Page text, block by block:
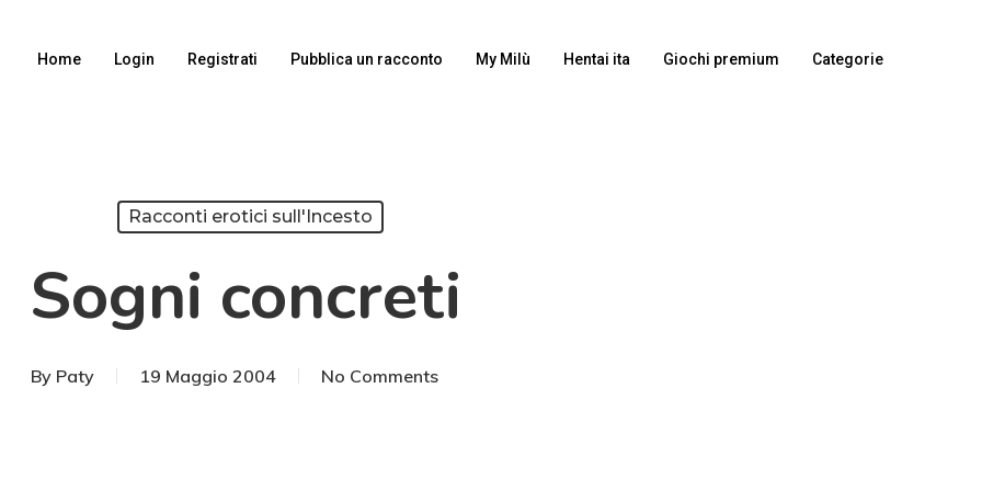
Home Login Registrati Pubblica un racconto My Milù Hentai ita Giochi premium Categorie
Racconti erotici sull'Incesto
Sogni concreti
By Paty 19 Maggio 2004 No Comments